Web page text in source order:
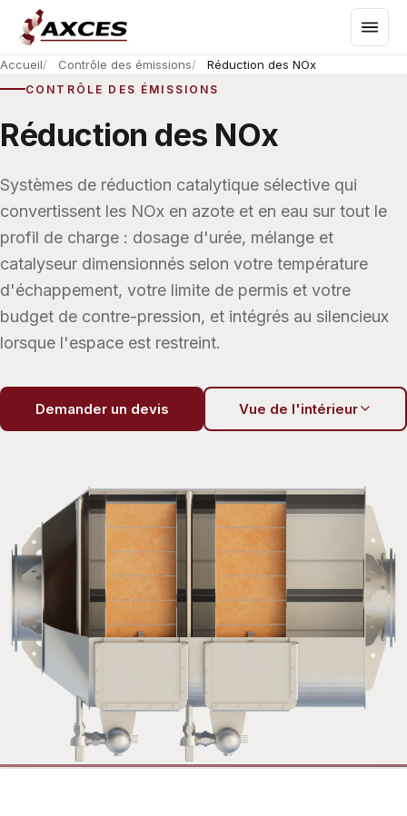
Accueil Contrôle des émissions Réduction des NOx
CONTRÔLE DES ÉMISSIONS
Réduction des NOx
Systèmes de réduction catalytique sélective qui
convertissent les NOx en azote et en eau sur tout le
profil de charge : dosage d'urée, mélange et
catalyseur dimensionnés selon votre température
d'échappement, votre limite de permis et votre
budget de contre-pression, et intégrés au silencieux
lorsque l'espace est restreint.
Demander un devis Vue de l'intérieur